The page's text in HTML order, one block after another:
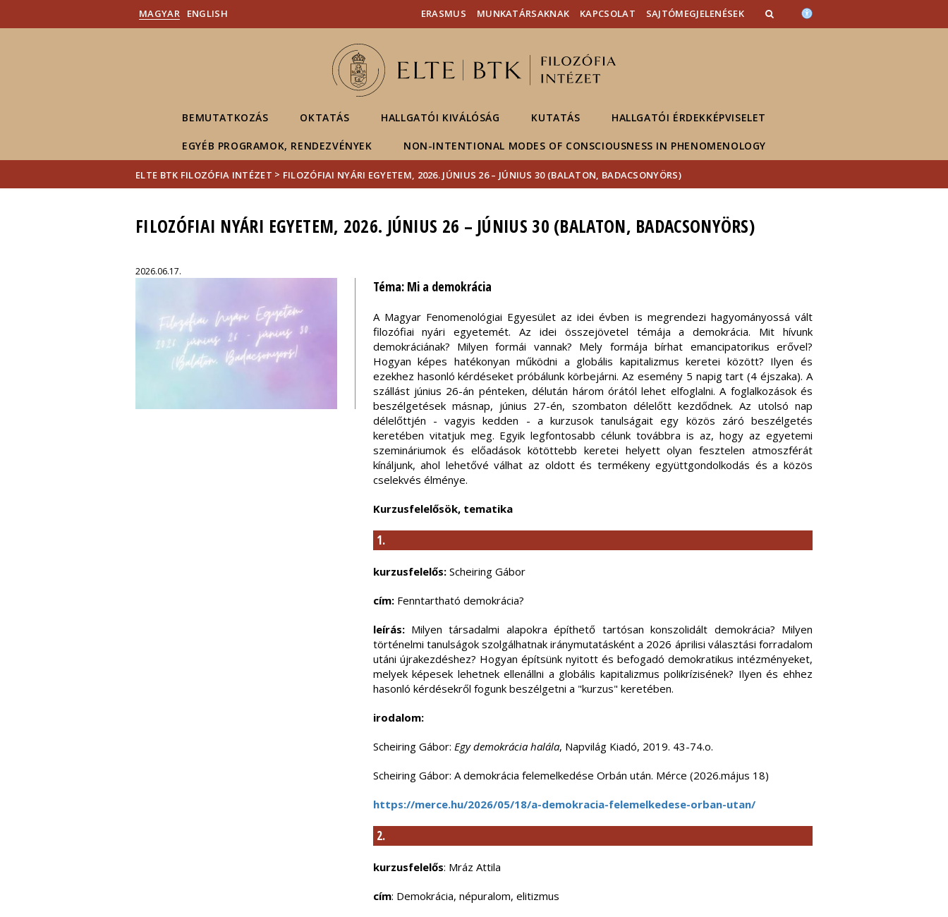
Hírek
Események
ELTE a
MAGYAR ENGLISH ERASMUS MUNKATÁRSAKNAK KAPCSOLAT SAJTÓMEGJELENÉSEK
BEMUTATKOZÁS OKTATÁS HALLGATÓI KIVÁLÓSÁG KUTATÁS HALLGATÓI ÉRDEKKÉPVISELET
EGYÉB PROGRAMOK, RENDEZVÉNYEK NON-INTENTIONAL MODES OF CONSCIOUSNESS IN PHENOMENOLOGY
ELTE BTK FILOZÓFIA INTÉZET > FILOZÓFIAI NYÁRI EGYETEM, 2026. JÚNIUS 26 – JÚNIUS 30 (BALATON, BADACSONYÖRS)
FILOZÓFIAI NYÁRI EGYETEM, 2026. JÚNIUS 26 – JÚNIUS 30 (BALATON, BADACSONYÖRS)
2026.06.17.
Téma: Mi a demokrácia
A Magyar Fenomenológiai Egyesület az idei évben is megrendezi hagyományossá vált
filozófiai nyári egyetemét. Az idei összejövetel témája a demokrácia. Mit hívunk
demokráciának? Milyen formái vannak? Mely formája bírhat emancipatorikus erővel?
Hogyan képes hatékonyan működni a globális kapitalizmus keretei között? Ilyen és
ezekhez hasonló kérdéseket próbálunk körbejárni. Az esemény 5 napig tart (4 éjszaka). A
szállást június 26-án pénteken, délután három órától lehet elfoglalni. A foglalkozások és
beszélgetések másnap, június 27-én, szombaton délelőtt kezdődnek. Az utolsó nap
délelőttjén - vagyis kedden - a kurzusok tanulságait egy közös záró beszélgetés
keretében vitatjuk meg. Egyik legfontosabb célunk továbbra is az, hogy az egyetemi
szemináriumok és előadások kötöttebb keretei helyett olyan fesztelen atmoszférát
kínáljunk, ahol lehetővé válhat az oldott és termékeny együttgondolkodás és a közös
cselekvés élménye.
Kurzusfelelősök, tematika
1.
kurzusfelelős: Scheiring Gábor
cím: Fenntartható demokrácia?
leírás: Milyen társadalmi alapokra építhető tartósan konszolidált demokrácia? Milyen
történelmi tanulságok szolgálhatnak iránymutatásként a 2026 áprilisi választási forradalom
utáni újrakezdéshez? Hogyan építsünk nyitott és befogadó demokratikus intézményeket,
melyek képesek lehetnek ellenállni a globális kapitalizmus polikrízisének? Ilyen és ehhez
hasonló kérdésekről fogunk beszélgetni a "kurzus" keretében.
irodalom:
Scheiring Gábor: Egy demokrácia halála, Napvilág Kiadó, 2019. 43-74.o.
Scheiring Gábor: A demokrácia felemelkedése Orbán után. Mérce (2026.május 18)
https://merce.hu/2026/05/18/a-demokracia-felemelkedese-orban-utan/
2.
kurzusfelelős: Mráz Attila
cím: Demokrácia, népuralom, elitizmus